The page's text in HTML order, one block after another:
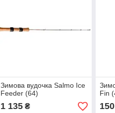
Зимова вудочка Salmo Ice
Feeder (64)
1 135₴
Fin
150